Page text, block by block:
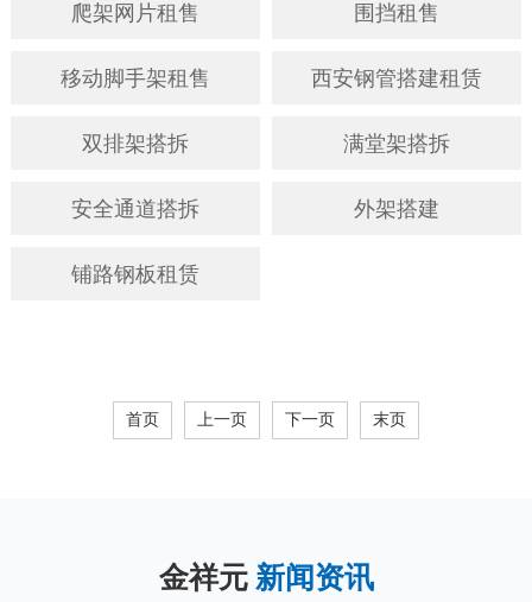
爬架网片租售 围挡租售
移动脚手架租售 西安钢管搭建租赁
双排架搭拆 满堂架搭拆
安全通道搭拆 外架搭建
铺路钢板租赁
首页 上一页 下一页 末页
金祥元 新闻资讯